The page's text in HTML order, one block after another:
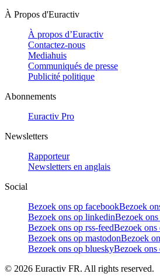
À Propos d'Euractiv
À propos d’Euractiv
Contactez-nous
Mediahuis
Communiqués de presse
Publicité politique
Abonnements
Euractiv Pro
Newsletters
Rapporteur
Newsletters en anglais
Social
Bezoek ons op facebookBezoek
Bezoek ons op linkedinBezoek
Bezoek ons op rss-feedBezoek ons
Bezoek ons op mastodonBezoek
Bezoek ons op blueskyBezoek ons
© 2026 Euractiv FR. All rights reserved.